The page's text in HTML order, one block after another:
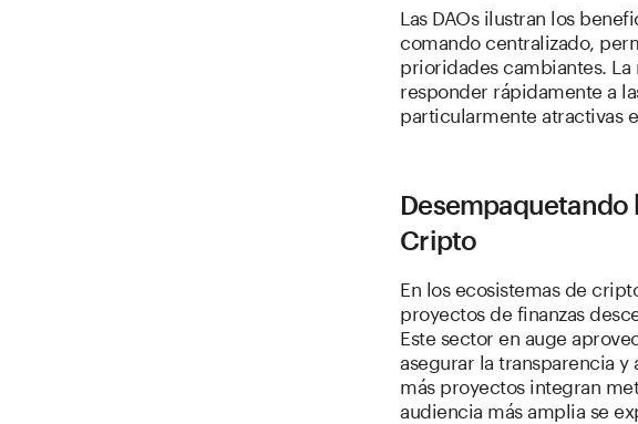
Las DAOs ilustran los
comando centralizado,
prioridades cambiantes.
responder rápidamente a
particularmente atractivas
Desempaquetando
Cripto
En los ecosistemas de
proyectos de finanzas
Este sector en auge
asegurar la transparencia
más proyectos integran
audiencia más amplia se